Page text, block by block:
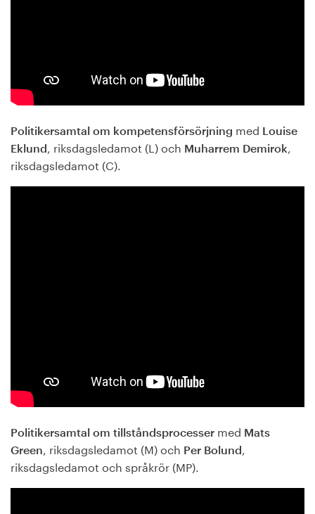
Politikersamtal om kompetensförsörjning med
Louise
Eklund , riksdagsledamot (L) och Muharrem Demirok,
riksdagsledamot (C).
Politikersamtal om tillståndsprocesser med Mats
Green, riksdagsledamot (M) och Per Bolund ,
riksdagsledamot och språkrör (MP).